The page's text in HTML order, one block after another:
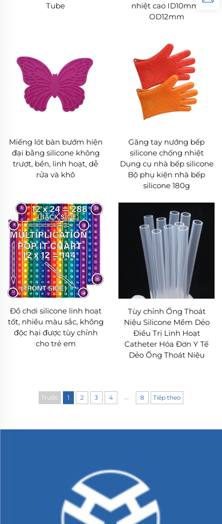
Tube
nhiệt cao ID10mm*
OD12mm
Miếng lót bàn bướm hiện
đại bằng silicone không
trượt, bền, linh hoạt, dễ
rửa và khô
Găng tay nướng bếp
silicone chống nhiệt
Dụng cụ nhà bếp silicone
Bộ phụ kiện nhà bếp
silicone 180g
Đồ chơi silicone linh hoạt
tốt, nhiều màu sắc, không
độc hại được tùy chỉnh
cho trẻ em
Tùy chỉnh Ống Thoát
Niệu Silicone Mềm Dẻo
Điều Trị Linh Hoạt
Catheter Hóa Đơn Y Tế
Dẻo Ống Thoát Niệu
Trước 1 2 3 4 ... 8 Tiếp theo